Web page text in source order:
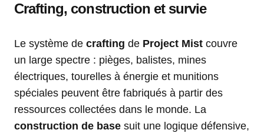
Crafting, construction et survie
Le système de crafting de Project Mist couvre
un large spectre : pièges, balistes, mines
électriques, tourelles à énergie et munitions
spéciales peuvent être fabriqués à partir des
ressources collectées dans le monde. La
construction de base suit une logique défensive,